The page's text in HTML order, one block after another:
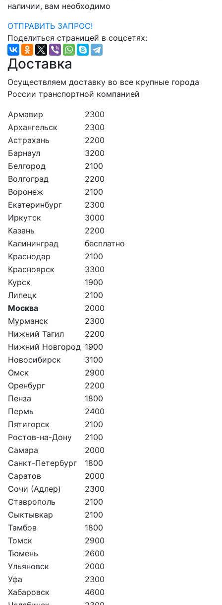
наличии, вам необходимо
ОТПРАВИТЬ ЗАПРОС!
Поделиться страницей в соцсетях:
Доставка
Осуществляем доставку во все крупные города
России транспортной компанией
Армавир
2300
Архангельск
2300
Астрахань
2200
Барнаул
3200
Белгород
2100
Волгоград
2200
Воронеж
2100
Екатеринбург
2300
Иркутск
3000
Казань
2200
Калининград
бесплатно
Краснодар
2100
Красноярск
3300
Курск
1900
Липецк
2100
Москва
2000
Мурманск
2300
Нижний Тагил
2200
Нижний Новгород 1900
Новосибирск
3100
Омск
2900
Оренбург
2200
Пенза
1800
Пермь
2400
Пятигорск
2100
Ростов-на-Дону
2100
Самара
2000
Санкт-Петербург
1800
Саратов
2000
Сочи (Адлер)
2300
Ставрополь
2100
Сыктывкар
2100
Тамбов
1800
Томск
2900
Тюмень
2600
Ульяновск
2000
Уфа
2300
Хабаровск
4600